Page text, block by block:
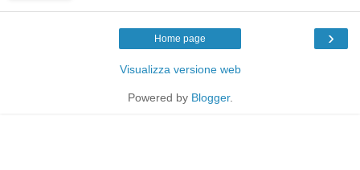
›
Home page
Visualizza versione web
Powered by Blogger.